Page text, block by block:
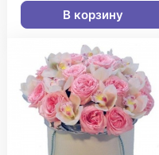
В корзину